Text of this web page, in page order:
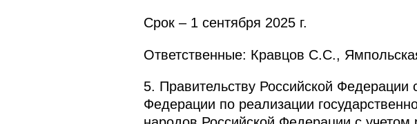
Срок – 1 сентября 2025 г.
Ответственные: Кравцов С.С.,
5. Правительству Российской
Федерации по реализации